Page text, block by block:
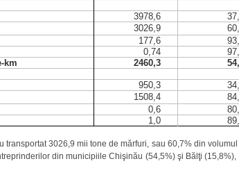
3978,6
3026,9
177,6
0,74
km
2460,3
950,3
1508,4
0,6
1,0
transportat 3026,9 mii tone de mărfuri, sau 60,7% din
din municipiile Chişinău (54,5%) şi Bălţi